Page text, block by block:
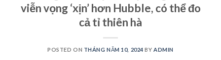
viễn vọng ‘xịn’ hơn Hubble, có thể đo
cả tỉ thiên hà
POSTED ON THÁNG NĂM 10, 2024 BY ADMIN